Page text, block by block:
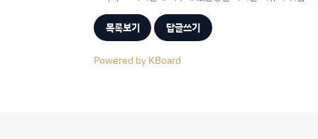
목록보기 답글쓰기
Powered by KBoard